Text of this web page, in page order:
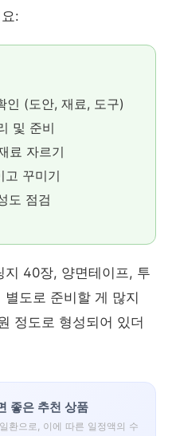
:
인 (도안, 재료, 도구)
및 준비
료 자르기
고 꾸미기
도 점검
지 40장, 양면테이프, 투
도로 준비할 게 많지
정도로 형성되어 있더
좋은 추천 상품
환으로, 이에 따른 일정액의 수